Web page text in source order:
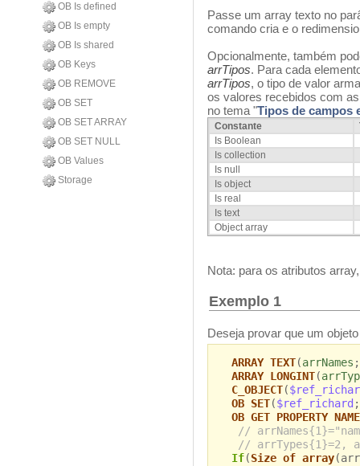
OB Is defined
OB Is empty
OB Is shared
OB Keys
OB REMOVE
OB SET
OB SET ARRAY
OB SET NULL
OB Values
Storage
Passe um array texto no
comando cria e o
Opcionalmente, também
arrTipos. Para cada
arrTipos, o tipo de valor
os valores recebidos com
no tema "Tipos de campos
Constante
Is Boolean
Is collection
Is null
Is object
Is real
Is text
Object array
Nota: para os atributos
Exemplo 1
Deseja provar que um
ARRAY TEXT(arrNames
ARRAY LONGINT(
C_OBJECT(
OB SET($ref_richard
OB GET PROPERTY
//
// arrTypes{1}=2,
If(Size of array